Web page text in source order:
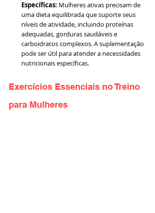
Específicas: Mulheres ativas precisam de
uma dieta equilibrada que suporte seus
níveis de atividade, incluindo proteínas
adequadas, gorduras saudáveis e
carboidratos complexos. A suplementação
pode ser útil para atender a necessidades
nutricionais específicas.
Exercícios Essenciais no Treino
para Mulheres